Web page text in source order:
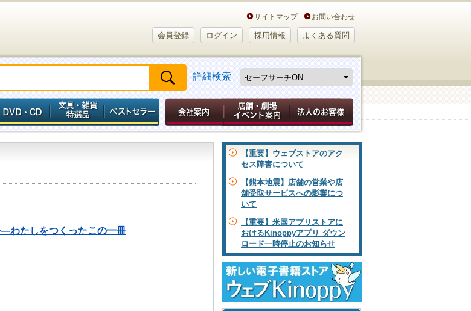
サイトマップ お問い合わせ
会員登録 ログイン 採用情報 よくある質問
詳細検索
わたしをつくったこの一冊
【重要】ウェブストアのアク
セス障害について
【熊本地震】店舗の営業や店
舗受取サービスへの影響につ
いて
【重要】米国アプリストアに
おけるKinoppyアプリ ダウン
ロード一時停止のお知らせ